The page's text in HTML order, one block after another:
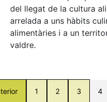
del llegat de la cultura
arrelada a uns hàbits
alimentàries i a un
valdre.
1 2 3 4